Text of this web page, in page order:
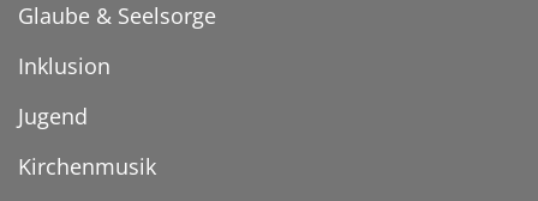
Glaube & Seelsorge
Inklusion
Jugend
Kirchenmusik